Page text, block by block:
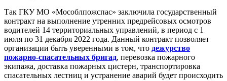
Так ГКУ МО «Мособлпожспас» заключила государственный
контракт на выполнение утренних предрейсовых осмотров
водителей 14 территориальных управлений, в период с 1
июля по 31 декабря 2022 года. Данный контракт позволяет
организации быть уверенными в том, что дежурство
пожарно-спасательных бригад, перевозка пожарного
экипажа, доставка пожарных цистерн, транспортировка
спасательных лестниц и устранение аварий будет происходить